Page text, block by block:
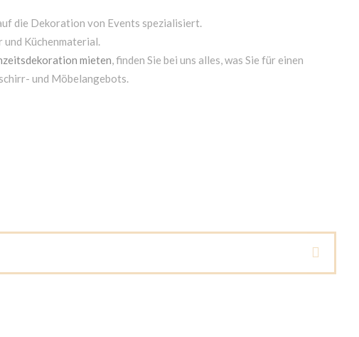
die Dekoration von Events spezialisiert.
und Küchenmaterial.
mieten, finden Sie bei uns alles, was Sie für einen
und Möbelangebots.